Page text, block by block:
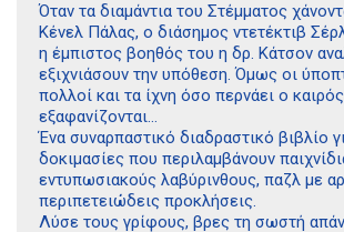
Όταν τα διαμάντια του Στέμματος
Κένελ Πάλας, ο διάσημος ντετέκτιβ
η έμπιστος βοηθός του η δρ. Κάτσον
εξιχνιάσουν την υπόθεση. Όμως οι
πολλοί και τα ίχνη όσο περνάει ο καιρός
εξαφανίζονται…
Ένα συναρπαστικό διαδραστικό βιβλίο
δοκιμασίες που περιλαμβάνουν
εντυπωσιακούς λαβύρινθους, παζλ με
περιπετειώδεις προκλήσεις.
Λύσε τους γρίφους, βρες τη σωστή